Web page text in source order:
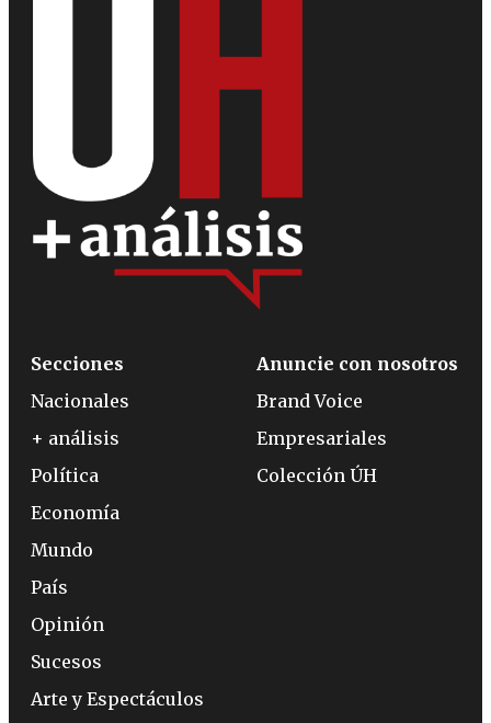
Secciones
Nacionales
+ análisis
Política
Economía
Mundo
País
Opinión
Sucesos
Arte y Espectáculos
Anuncie con nosotros
Brand Voice
Empresariales
Colección ÚH